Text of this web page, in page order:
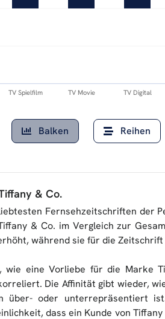
TV Spielfilm TV Movie TV Digital
Balken Reihen
& Co.
Fernsehzeitschriften der
& Co. im Vergleich zur
während sie für die
wie eine Vorliebe für die Marke
Die Affinität gibt wieder,
über- oder unterrepräsentiert
dass ein Kunde von